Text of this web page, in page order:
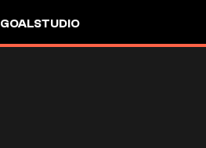
GOALSTUDIO